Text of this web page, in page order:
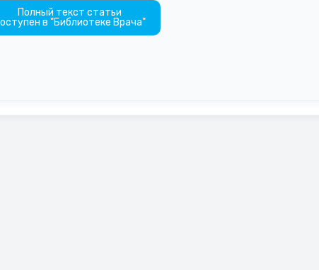
Полный текст статьи
в "Библиотеке Врача"